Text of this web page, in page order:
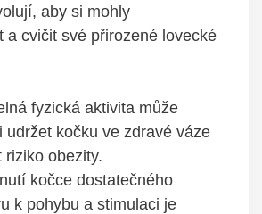
aby si mohly
a cvičit své přirozené lovecké
fyzická aktivita může
udržet kočku ve zdravé váze
riziko obezity.
kočce dostatečného
k pohybu a stimulaci je